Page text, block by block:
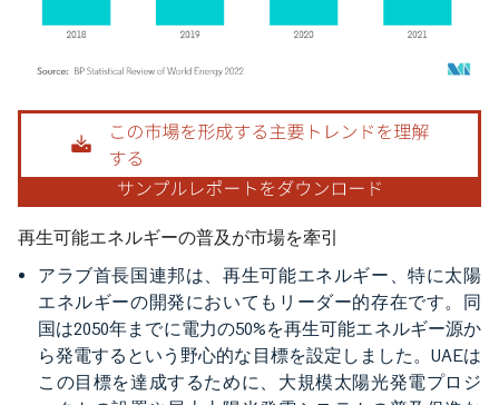
画像 © Mordor Intelligence。再利用にはCC BY 4.0の表示が必要です。
再生可能エネルギーの普及が市場を牽引
アラブ首長国連邦は、再生可能エネルギー、特に太陽
エネルギーの開発においてもリーダー的存在です。同
国は2050年までに電力の50%を再生可能エネルギー源か
ら発電するという野心的な目標を設定しました。UAEは
この目標を達成するために、大規模太陽光発電プロジ